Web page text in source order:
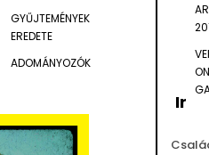
GYŰJTEMÉNYEK
EREDETE
ADOMÁNYOZÓK